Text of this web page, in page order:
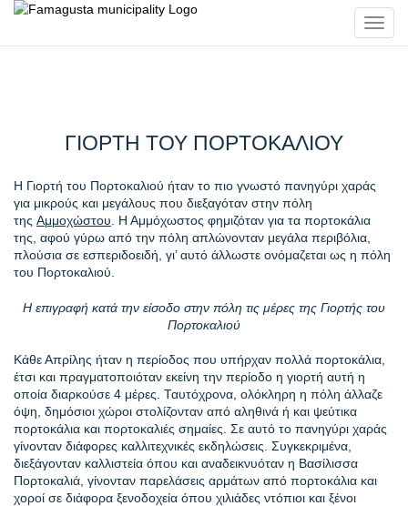
ΓΙΟΡΤΗ ΤΟΥ ΠΟΡΤΟΚΑΛΙΟΥ
Η Γιορτή του Πορτοκαλιού ήταν το πιο γνωστό πανηγύρι χαράς
για μικρούς και μεγάλους που διεξαγόταν στην πόλη
της Αμμοχώστου . Η Αμμόχωστος φημιζόταν για τα πορτοκάλια
της, αφού γύρω από την πόλη απλώνονταν μεγάλα περιβόλια,
πλούσια σε εσπεριδοειδή, γι’ αυτό άλλωστε ονόμαζεται ως η πόλη
του Πορτοκαλιού.
Η επιγραφή κατά την είσοδο στην πόλη τις μέρες της Γιορτής του
Πορτοκαλιού
Κάθε Απρίλης ήταν η περίοδος που υπήρχαν πολλά πορτοκάλια,
έτσι και πραγματοποιόταν εκείνη την περίοδο η γιορτή αυτή η
οποία διαρκούσε 4 μέρες. Ταυτόχρονα, ολόκληρη η πόλη άλλαζε
όψη, δημόσιοι χώροι στολίζονταν από αληθινά ή και ψεύτικα
πορτοκάλια και πορτοκαλιές σημαίες. Σε αυτό το πανηγύρι χαράς
γίνονταν διάφορες καλλιτεχνικές εκδηλώσεις. Συγκεκριμένα,
διεξάγονταν καλλιστεία όπου και αναδεικνυόταν η Βασίλισσα
Πορτοκαλιά, γίνονταν παρελάσεις αρμάτων από πορτοκάλια και
χοροί σε διάφορα ξενοδοχεία όπου χιλιάδες ντόπιοι και ξένοι